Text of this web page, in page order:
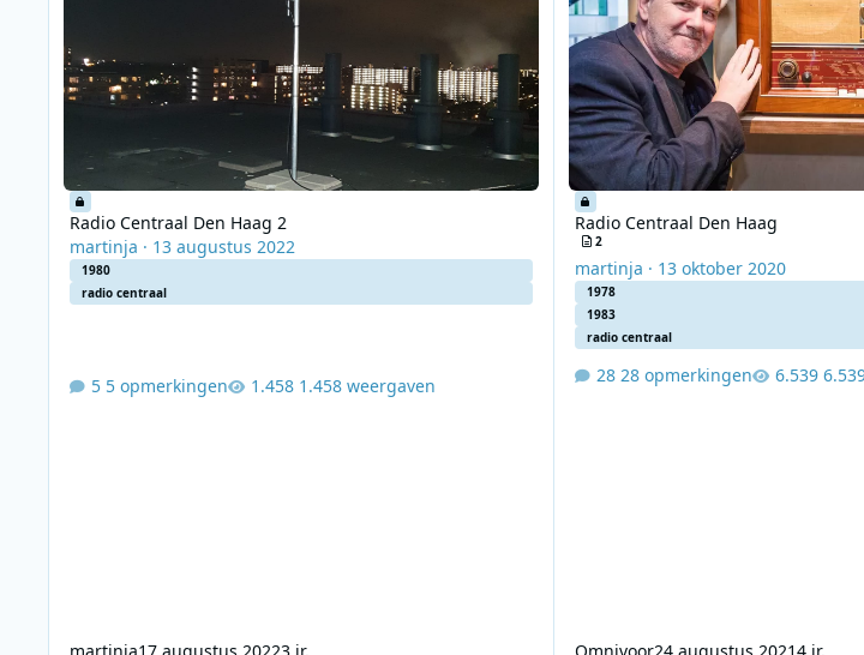
Radio Centraal Den Haag 2
martinja · 13 augustus 2022
1980
radio centraal
5 opmerkingen 1.458 weergaven
Radio Centraal Den Haag
2
martinja · 13 oktober 2020
1978
1983
radio centraal
28 opmerkingen